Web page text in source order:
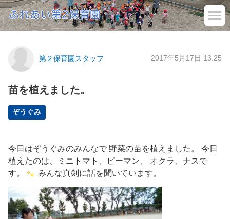
第２保育園スタッフ 2017年5月17日 13:25
苗を植えました。
ぞうぐみ
今日はぞうぐみのみんなで 野菜の苗を植えました。 今日
植えたのは、ミニトマト、ピーマン、 オクラ、ナスで
す。
みんな真剣に話を聞いています。